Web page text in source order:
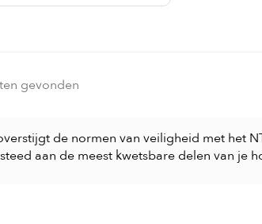
gevonden
de normen van veiligheid met het
aan de meest kwetsbare delen van je